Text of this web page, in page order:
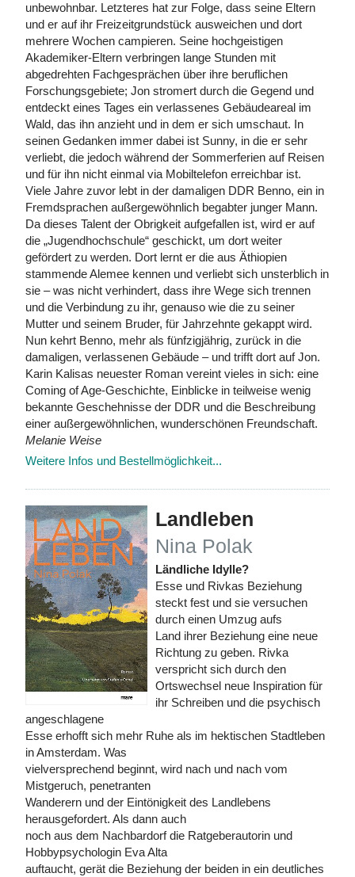
unbewohnbar. Letzteres hat zur Folge, dass seine Eltern
und er auf ihr Freizeitgrundstück ausweichen und dort
mehrere Wochen campieren. Seine hochgeistigen
Akademiker-Eltern verbringen lange Stunden mit
abgedrehten Fachgesprächen über ihre beruflichen
Forschungsgebiete; Jon stromert durch die Gegend und
entdeckt eines Tages ein verlassenes Gebäudeareal im
Wald, das ihn anzieht und in dem er sich umschaut. In
seinen Gedanken immer dabei ist Sunny, in die er sehr
verliebt, die jedoch während der Sommerferien auf Reisen
und für ihn nicht einmal via Mobiltelefon erreichbar ist.
Viele Jahre zuvor lebt in der damaligen DDR Benno, ein in
Fremdsprachen außergewöhnlich begabter junger Mann.
Da dieses Talent der Obrigkeit aufgefallen ist, wird er auf
die „Jugendhochschule“ geschickt, um dort weiter
gefördert zu werden. Dort lernt er die aus Äthiopien
stammende Alemee kennen und verliebt sich unsterblich in
sie – was nicht verhindert, dass ihre Wege sich trennen
und die Verbindung zu ihr, genauso wie die zu seiner
Mutter und seinem Bruder, für Jahrzehnte gekappt wird.
Nun kehrt Benno, mehr als fünfzigjährig, zurück in die
damaligen, verlassenen Gebäude – und trifft dort auf Jon.
Karin Kalisas neuester Roman vereint vieles in sich: eine
Coming of Age-Geschichte, Einblicke in teilweise wenig
bekannte Geschehnisse der DDR und die Beschreibung
einer außergewöhnlichen, wunderschönen Freundschaft.
Melanie Weise
Weitere Infos und Bestellmöglichkeit...
Landleben
Nina Polak
Ländliche Idylle?
Esse und Rivkas Beziehung
steckt fest und sie versuchen
durch einen Umzug aufs
Land ihrer Beziehung eine neue
Richtung zu geben. Rivka
verspricht sich durch den
Ortswechsel neue Inspiration für
ihr Schreiben und die psychisch
angeschlagene
Esse erhofft sich mehr Ruhe als im hektischen Stadtleben
in Amsterdam. Was
vielversprechend beginnt, wird nach und nach vom
Mistgeruch, penetranten
Wanderern und der Eintönigkeit des Landlebens
herausgefordert. Als dann auch
noch aus dem Nachbardorf die Ratgeberautorin und
Hobbypsychologin Eva Alta
auftaucht, gerät die Beziehung der beiden in ein deutliches